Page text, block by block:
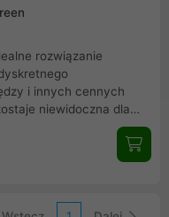
rozwiązanie
i innych cennych
niewidoczna dla
możliwe wyrwanie jej z